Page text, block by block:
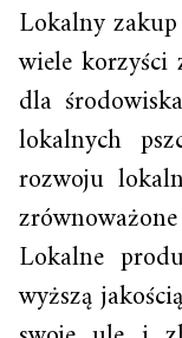
Lokalny
wiele
dla
lokalnych
rozwoju
Lokalne
wyższą